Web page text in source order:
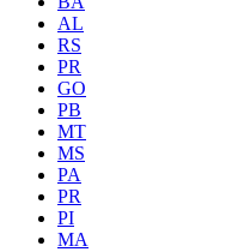
AL
RS
PR
GO
PB
MT
MS
PA
PR
PI
MA